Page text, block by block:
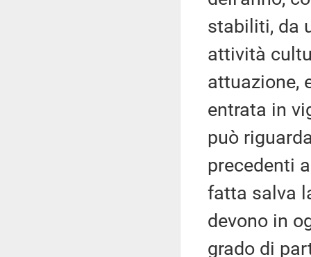
stabiliti, da
attività
attuazione,
entrata in
può
precedenti
fatta salva
devono in
grado di